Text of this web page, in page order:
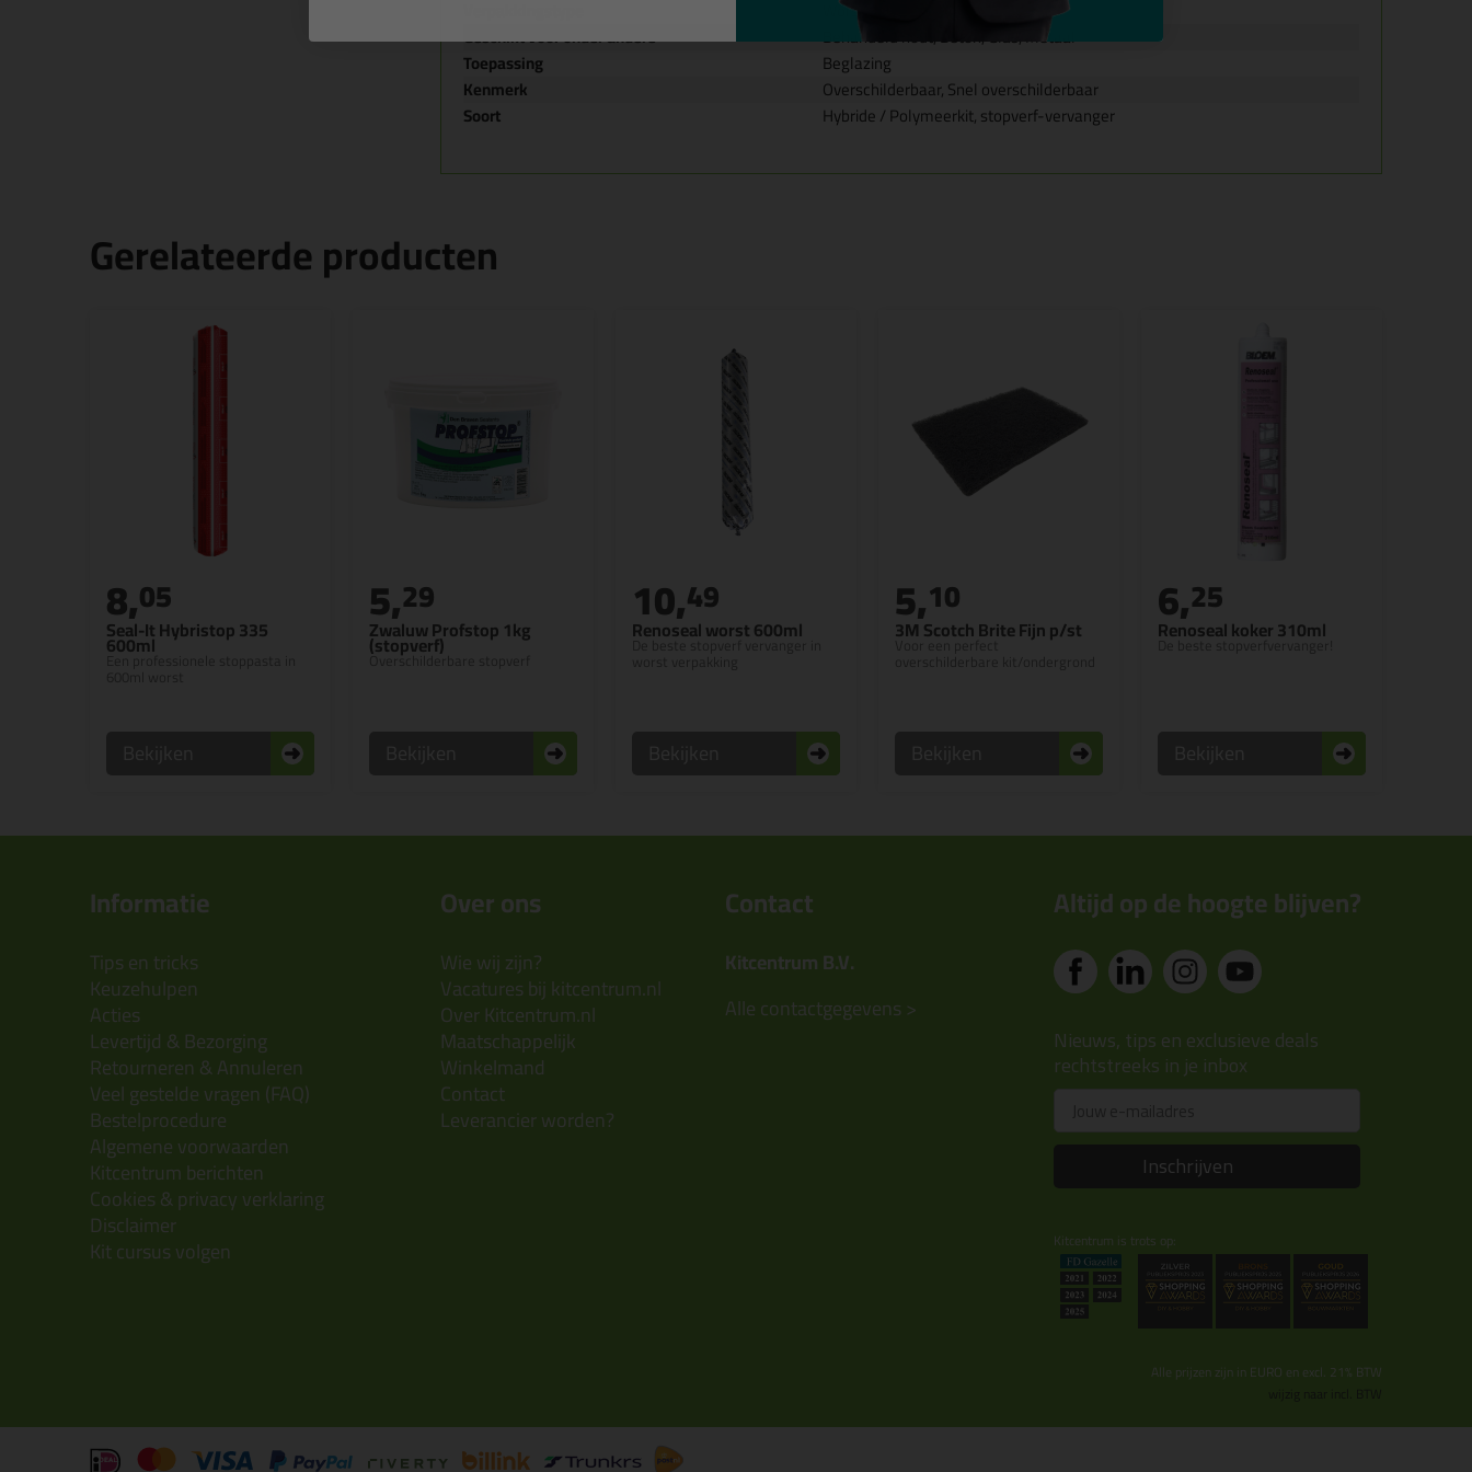
Worst
Geschikt voor onder andere
Behandeld hout, Beton, Glas, Metaal
Toepassing
Beglazing
Kenmerk
Overschilderbaar, Snel overschilderbaar
Soort
Hybride / Polymeerkit, stopverf-vervanger
Gerelateerde producten
Seal-It Hybristop 335
600ml
Een professionele stoppasta in
8,05
Zwaluw Profstop 1kg
(stopverf)
Overschilderbare stopverf
5,29
Renoseal worst 600ml
De beste stopverf vervanger in
10,49
3M Scotch Brite Fijn p/st
Voor een perfect
5,10
Renoseal koker 310ml
De beste stopverfvervanger!
6,25
Informatie
Tips en tricks
Keuzehulpen
Acties
Levertijd & Bezorging
Retourneren & Annuleren
Veel gestelde vragen (FAQ)
Bestelprocedure
Algemene voorwaarden
Kitcentrum berichten
Cookies & privacy verklaring
Disclaimer
Kit cursus volgen
Over ons
Wie wij zijn?
Vacatures bij kitcentrum.nl
Over Kitcentrum.nl
Maatschappelijk
Winkelmand
Contact
Leverancier worden?
Contact
Kitcentrum B.V.
Alle contactgegevens >
Altijd op de hoogte blijven?
Nieuws, tips en exclusieve deals
rechtstreeks in je inbox
Inschrijven
Kitcentrum is trots op:
Alle prijzen zijn in EURO en excl. 21% BTW